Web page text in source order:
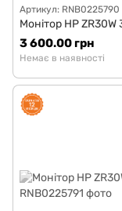
Артикул: RNB0225790
Монітор HP
3 600.00 грн
Немає в наявності